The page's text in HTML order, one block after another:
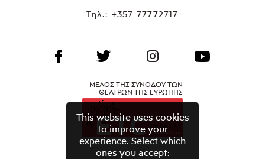
Τηλ.: +357 77772717
ΜΕΛΟΣ ΤΗΣ ΣΥΝΟΔΟΥ ΤΩΝ
ΘΕΑΤΡΩΝ ΤΗΣ ΕΥΡΩΠΗΣ
This website uses cookies
to improve your
experience. Select which
ones you accept: